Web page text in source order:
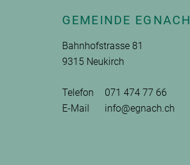
GEMEINDE EGNACH
Bahnhofstrasse 81
9315 Neukirch
Telefon
071 474 77 66
E-Mail
info@egnach.ch